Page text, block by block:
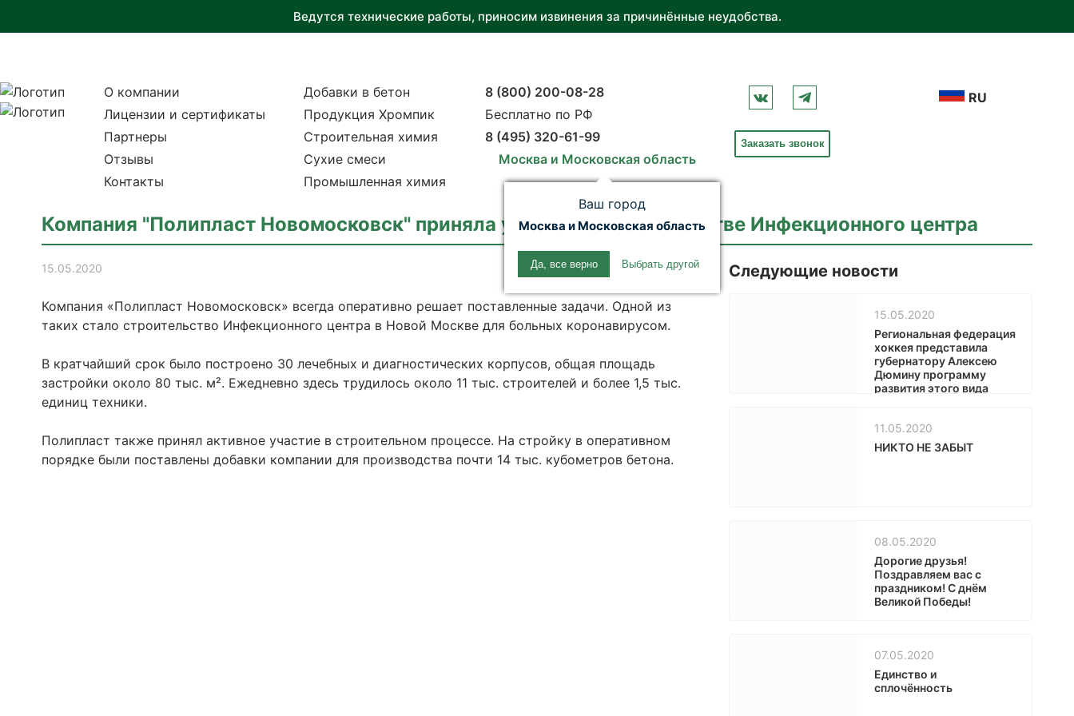
Ведутся технические работы, приносим извинения за причинённые неудобства.
О компании
Лицензии и сертификаты
Партнеры
Отзывы
Контакты
Добавки в бетон
Продукция Хромпик
Строительная химия
Сухие смеси
Промышленная химия
8 (800) 200-08-28
Бесплатно по РФ
8 (495) 320-61-99
Москва и Московская область
Ваш город
Москва и Московская область
Да, все верно Выбрать другой
Заказать звонок
RU
Компания "Полипласт Новомосковск" приняла участие в строительстве Инфекционного центра
15.05.2020
Компания «Полипласт Новомосковск» всегда оперативно решает поставленные задачи. Одной из
таких стало строительство Инфекционного центра в Новой Москве для больных коронавирусом.
В кратчайший срок было построено 30 лечебных и диагностических корпусов, общая площадь
застройки около 80 тыс. м². Ежедневно здесь трудилось около 11 тыс. строителей и более 1,5 тыс.
единиц техники.
Полипласт также принял активное участие в строительном процессе. На стройку в оперативном
порядке были поставлены добавки компании для производства почти 14 тыс. кубометров бетона.
Следующие новости
15.05.2020
Региональная федерация
хоккея представила
губернатору Алексею
Дюмину программу
развития этого вида
11.05.2020
НИКТО НЕ ЗАБЫТ
08.05.2020
Дорогие друзья!
Поздравляем вас с
праздником! С днём
Великой Победы!
07.05.2020
Единство и
сплочённость